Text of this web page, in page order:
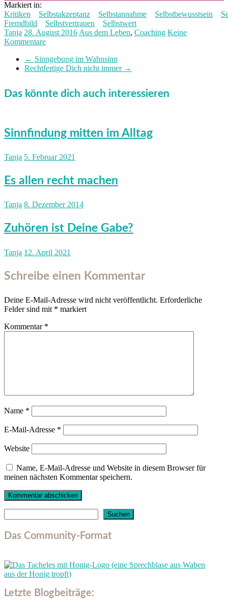
Markiert in:
Kritiken
Selbstakzeptanz Selbstannahme Selbstbewusstsein
Fremdbild
Selbstvertrauen
Selbstwert
Tanja 28. August 2016 Aus dem Leben, Coaching Keine
Kommentare
← Sinngebung im Wahnsinn
Rechtfertige Dich nicht immer →
Das könnte dich auch interessieren
Sinnfindung mitten im Alltag
Tanja 5. Februar 2021
Es allen recht machen
Tanja 8. Dezember 2014
Zuhören ist Deine Gabe?
Tanja 12. April 2021
Schreibe einen Kommentar
Deine E-Mail-Adresse wird nicht veröffentlicht. Erforderliche
Felder sind mit * markiert
Kommentar *
Name *
E-Mail-Adresse *
Website
Name, E-Mail-Adresse und Website in diesem Browser für
meinen nächsten Kommentar speichern.
Suchen
Das Community-Format
Letzte Blogbeiträge: